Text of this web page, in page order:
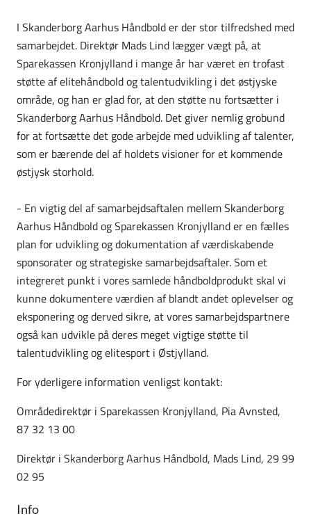
I Skanderborg Aarhus Håndbold er der stor tilfredshed med
samarbejdet. Direktør Mads Lind lægger vægt på, at
Sparekassen Kronjylland i mange år har været en trofast
støtte af elitehåndbold og talentudvikling i det østjyske
område, og han er glad for, at den støtte nu fortsætter i
Skanderborg Aarhus Håndbold. Det giver nemlig grobund
for at fortsætte det gode arbejde med udvikling af talenter,
som er bærende del af holdets visioner for et kommende
østjysk storhold.
- En vigtig del af samarbejdsaftalen mellem Skanderborg
Aarhus Håndbold og Sparekassen Kronjylland er en fælles
plan for udvikling og dokumentation af værdiskabende
sponsorater og strategiske samarbejdsaftaler. Som et
integreret punkt i vores samlede håndboldprodukt skal vi
kunne dokumentere værdien af blandt andet oplevelser og
eksponering og derved sikre, at vores samarbejdspartnere
også kan udvikle på deres meget vigtige støtte til
talentudvikling og elitesport i Østjylland.
For yderligere information venligst kontakt:
Områdedirektør i Sparekassen Kronjylland, Pia Avnsted,
87 32 13 00
Direktør i Skanderborg Aarhus Håndbold, Mads Lind, 29 99
02 95
Info